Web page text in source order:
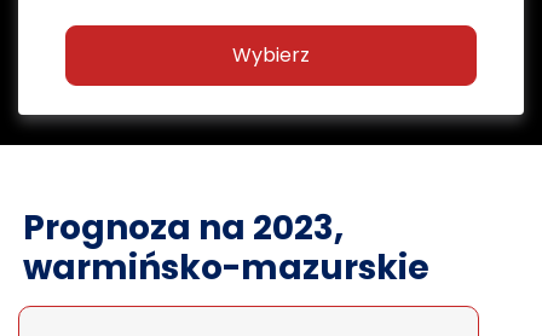
Wybierz
Prognoza na 2023,
warmińsko-mazurskie